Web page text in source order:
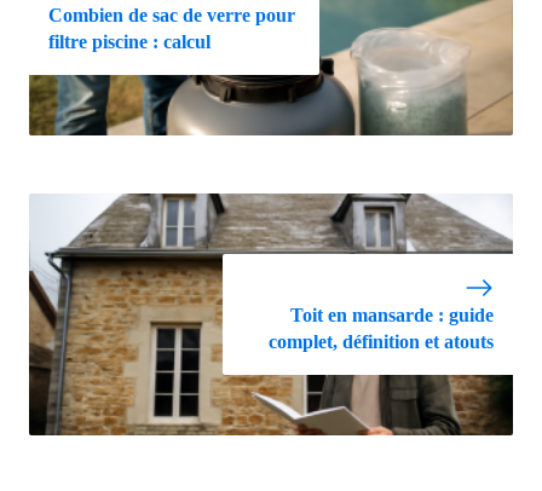
Combien de sac de verre pour
filtre piscine : calcul
Toit en mansarde : guide
complet, définition et atouts